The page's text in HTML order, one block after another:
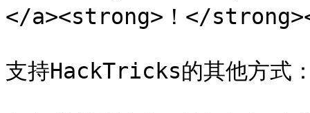
</a><strong>！</
支持HackTricks的其他方式